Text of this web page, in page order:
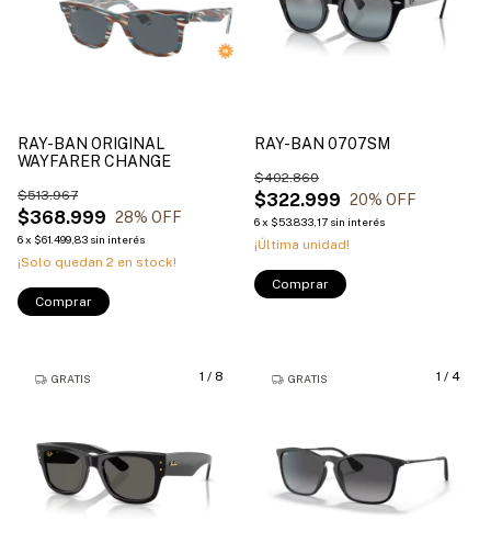
RAY-BAN ORIGINAL
WAYFARER CHANGE
$368.999
$513.967
28% OFF
6x $61.499,83 sin interés
¡Solo quedan 2 en stock!
Comprar
RAY-BAN 0707SM
$322.999
$402.860
20% OFF
6x $53.833,17 sin interés
¡Última unidad!
Comprar
1 / 8
GRATIS 1 / 4
GRATIS